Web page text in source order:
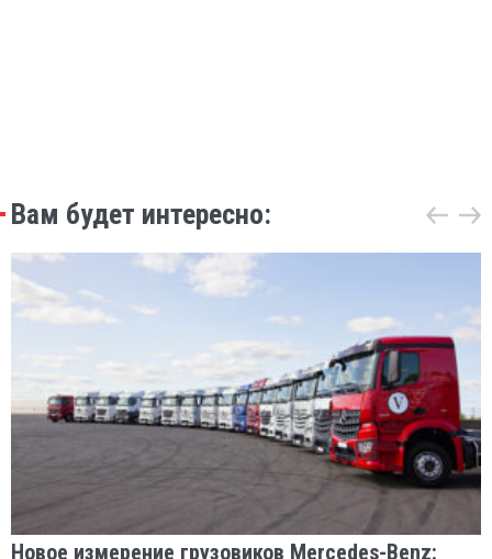
Вам будет интересно:
Новое измерение грузовиков Mercedes-Benz: